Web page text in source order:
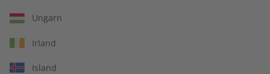
In jeder Ausgabe spannende Einblicke und aktuelle Berichte
Ungarn
Irland
Island